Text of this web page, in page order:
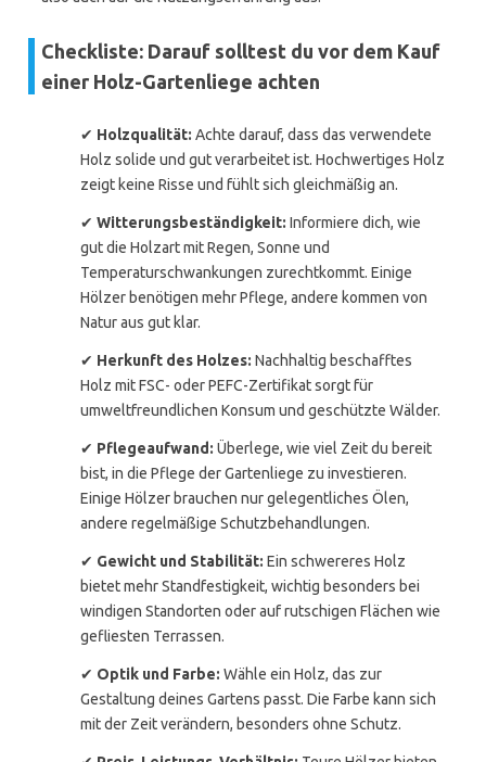
Checkliste: Darauf solltest du vor dem Kauf
einer Holz-Gartenliege achten
✔ Holzqualität: Achte darauf, dass das verwendete
Holz solide und gut verarbeitet ist. Hochwertiges Holz
zeigt keine Risse und fühlt sich gleichmäßig an.
✔ Witterungsbeständigkeit: Informiere dich, wie
gut die Holzart mit Regen, Sonne und
Temperaturschwankungen zurechtkommt. Einige
Hölzer benötigen mehr Pflege, andere kommen von
Natur aus gut klar.
✔ Herkunft des Holzes: Nachhaltig beschafftes
Holz mit FSC- oder PEFC-Zertifikat sorgt für
umweltfreundlichen Konsum und geschützte Wälder.
✔ Pflegeaufwand: Überlege, wie viel Zeit du bereit
bist, in die Pflege der Gartenliege zu investieren.
Einige Hölzer brauchen nur gelegentliches Ölen,
andere regelmäßige Schutzbehandlungen.
✔ Gewicht und Stabilität: Ein schwereres Holz
bietet mehr Standfestigkeit, wichtig besonders bei
windigen Standorten oder auf rutschigen Flächen wie
gefliesten Terrassen.
✔ Optik und Farbe: Wähle ein Holz, das zur
Gestaltung deines Gartens passt. Die Farbe kann sich
mit der Zeit verändern, besonders ohne Schutz.